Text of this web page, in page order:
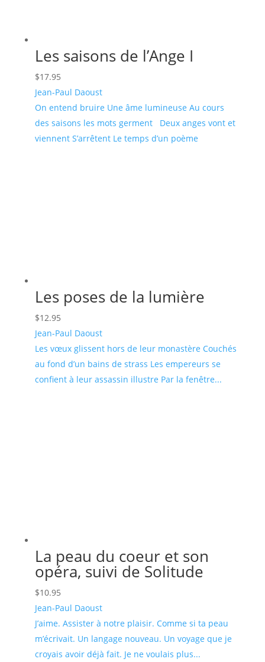
Les saisons de l’Ange I
$17.95
Jean-Paul Daoust
On entend bruire Une âme lumineuse Au cours
des saisons les mots germent Deux anges vont et
viennent S’arrêtent Le temps d’un poème
Les poses de la lumière
$12.95
Jean-Paul Daoust
Les vœux glissent hors de leur monastère Couchés
au fond d’un bains de strass Les empereurs se
confient à leur assassin illustre Par la fenêtre...
La peau du coeur et son
opéra, suivi de Solitude
$10.95
Jean-Paul Daoust
J’aime. Assister à notre plaisir. Comme si ta peau
m’écrivait. Un langage nouveau. Un voyage que je
croyais avoir déjà fait. Je ne voulais plus...